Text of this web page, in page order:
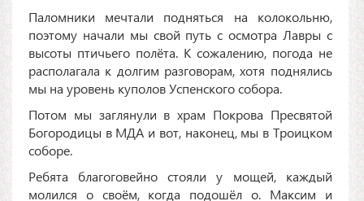
Паломники мечтали подняться на колокольню,
поэтому начали мы свой путь с осмотра Лавры с
высоты птичьего полёта. К сожалению, погода не
располагала к долгим разговорам, хотя поднялись
мы на уровень куполов Успенского собора.
Потом мы заглянули в храм Покрова Пресвятой
Богородицы в МДА и вот, наконец, мы в Троицком
соборе.
Ребята благоговейно стояли у мощей, каждый
молился о своём, когда подошёл о. Максим и